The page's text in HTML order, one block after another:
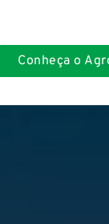
Conheça o